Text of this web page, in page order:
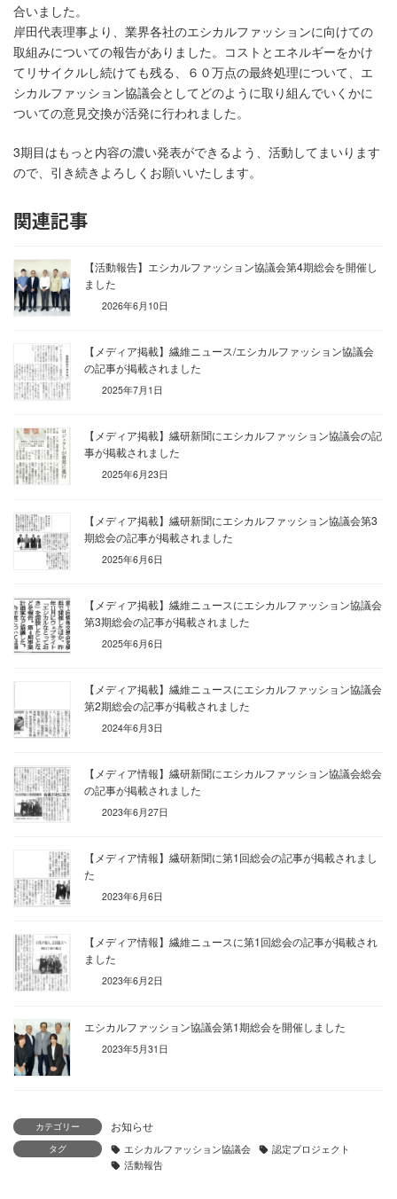
合いました。
岸田代表理事より、業界各社のエシカルファッションに向けての
取組みについての報告がありました。コストとエネルギーをかけ
てリサイクルし続けても残る、６０万点の最終処理について、エ
シカルファッション協議会としてどのように取り組んでいくかに
ついての意見交換が活発に行われました。
3期目はもっと内容の濃い発表ができるよう、活動してまいります
ので、引き続きよろしくお願いいたします。
関連記事
【活動報告】エシカルファッション協議会第4期総会を開催し
ました
2026年6月10日
【メディア掲載】繊維ニュース/エシカルファッション協議会
の記事が掲載されました
2025年7月1日
【メディア掲載】繊研新聞にエシカルファッション協議会の記
事が掲載されました
2025年6月23日
【メディア掲載】繊研新聞にエシカルファッション協議会第3
期総会の記事が掲載されました
2025年6月6日
【メディア掲載】繊維ニュースにエシカルファッション協議会
第3期総会の記事が掲載されました
2025年6月6日
【メディア掲載】繊維ニュースにエシカルファッション協議会
第2期総会の記事が掲載されました
2024年6月3日
【メディア情報】繊研新聞にエシカルファッション協議会総会
の記事が掲載されました
2023年6月27日
【メディア情報】繊研新聞に第1回総会の記事が掲載されまし
た
2023年6月6日
【メディア情報】繊維ニュースに第1回総会の記事が掲載され
ました
2023年6月2日
エシカルファッション協議会第1期総会を開催しました
2023年5月31日
カテゴリー お知らせ
タグ エシカルファッション協議会
認定プロジェクト
活動報告